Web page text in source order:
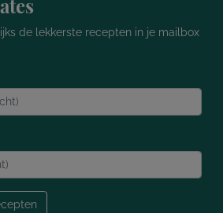
de lekkerste recepten in je mailbox